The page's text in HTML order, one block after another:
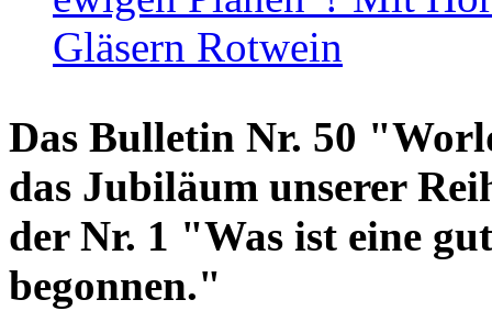
Gläsern Rotwein
Das Bulletin Nr. 50
das Jubiläum unserer
der Nr. 1 "Was ist eine
begonnen."